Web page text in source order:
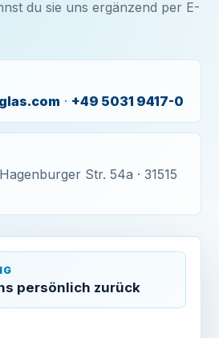
du sie uns ergänzend per E-
· +49 5031 9417-0
Str. 54a · 31515
persönlich zurück